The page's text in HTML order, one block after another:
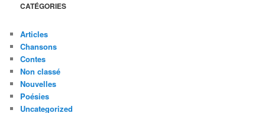
CATÉGORIES
Articles
Chansons
Contes
Non classé
Nouvelles
Poésies
Uncategorized